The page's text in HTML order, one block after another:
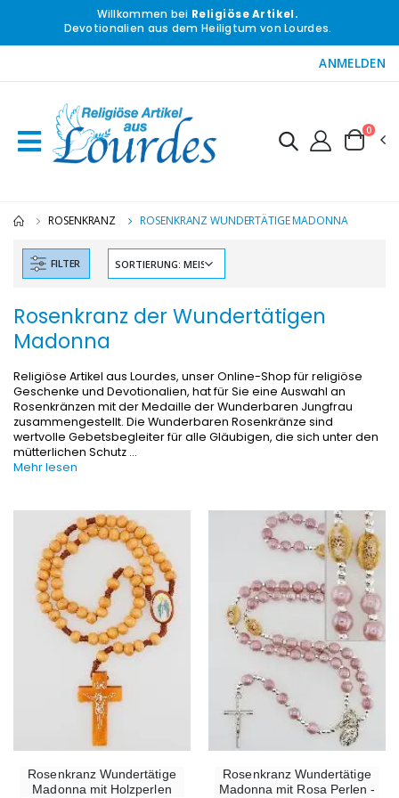
Willkommen bei Religiöse Artikel.
Devotionalien aus dem Heiligtum von Lourdes.
ANMELDEN
0
ROSENKRANZ ROSENKRANZ WUNDERTÄTIGE MADONNA
FILTER
Rosenkranz der Wundertätigen
Madonna
Religiöse Artikel aus Lourdes, unser Online-Shop für religiöse
Geschenke und Devotionalien, hat für Sie eine Auswahl an
Rosenkränzen mit der Medaille der Wunderbaren Jungfrau
zusammengestellt. Die Wunderbaren Rosenkränze sind
wertvolle Gebetsbegleiter für alle Gläubigen, die sich unter den
mütterlichen Schutz ...
Mehr lesen
Rosenkranz Wundertätige
Madonna mit Holzperlen
Rosenkranz Wundertätige
Madonna mit Rosa Perlen -
-10%
€15.00 €13.50
€21.90
-20%
€24.90 €19.92
-20%
€15.00 €12.00